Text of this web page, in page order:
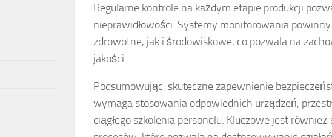
Regularne kontrole na każdym etapie produkcji
nieprawidłowości. Systemy monitorowania
zdrowotne, jak i środowiskowe, co pozwala na
jakości.
Podsumowując, skuteczne zapewnienie
wymaga stosowania odpowiednich urządzeń,
ciągłego szkolenia personelu. Kluczowe jest